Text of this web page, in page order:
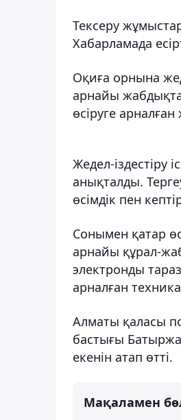
Тексеру
Хабарламада
Оқиға орнына
арнайы
өсіруге
Жедел-іздестіру
анықталды.
өсімдік пен
Сонымен қатар
арнайы құрал-
электронды
арналған
Алматы қаласы
бастығы
екенін атап өтті.
Мақаламен